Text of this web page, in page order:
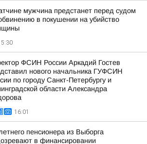
мужчина предстанет перед судом
в покушении на убийство
ФСИН России Аркадий Гостев
нового начальника ГУФСИН
по городу Санкт-Петербургу и
области Александра
16:01
пенсионера из Выборга
в финансировании